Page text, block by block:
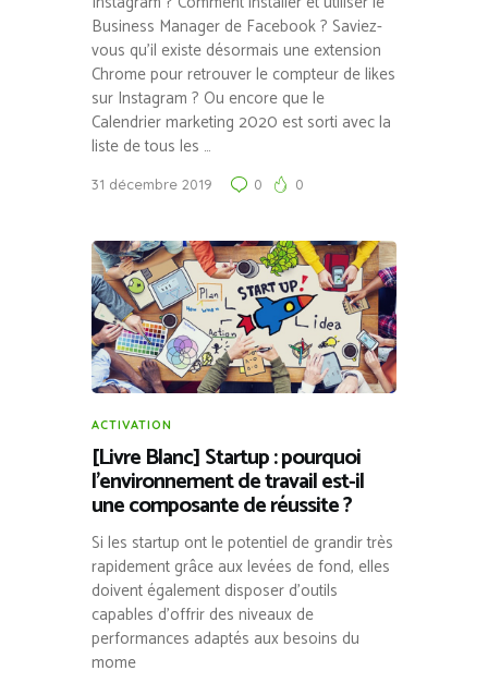
Business Manager de Facebook ? Saviez-
vous qu’il existe désormais une extension
Chrome pour retrouver le compteur de likes
sur Instagram ? Ou encore que le
Calendrier marketing 2020 est sorti avec la
liste de tous les …
31 décembre 2019 0 0
ACTIVATION
[Livre Blanc] Startup : pourquoi
l’environnement de travail est-il
une composante de réussite ?
Si les startup ont le potentiel de grandir très
rapidement grâce aux levées de fond, elles
doivent également disposer d’outils
capables d’offrir des niveaux de
performances adaptés aux besoins du
mome